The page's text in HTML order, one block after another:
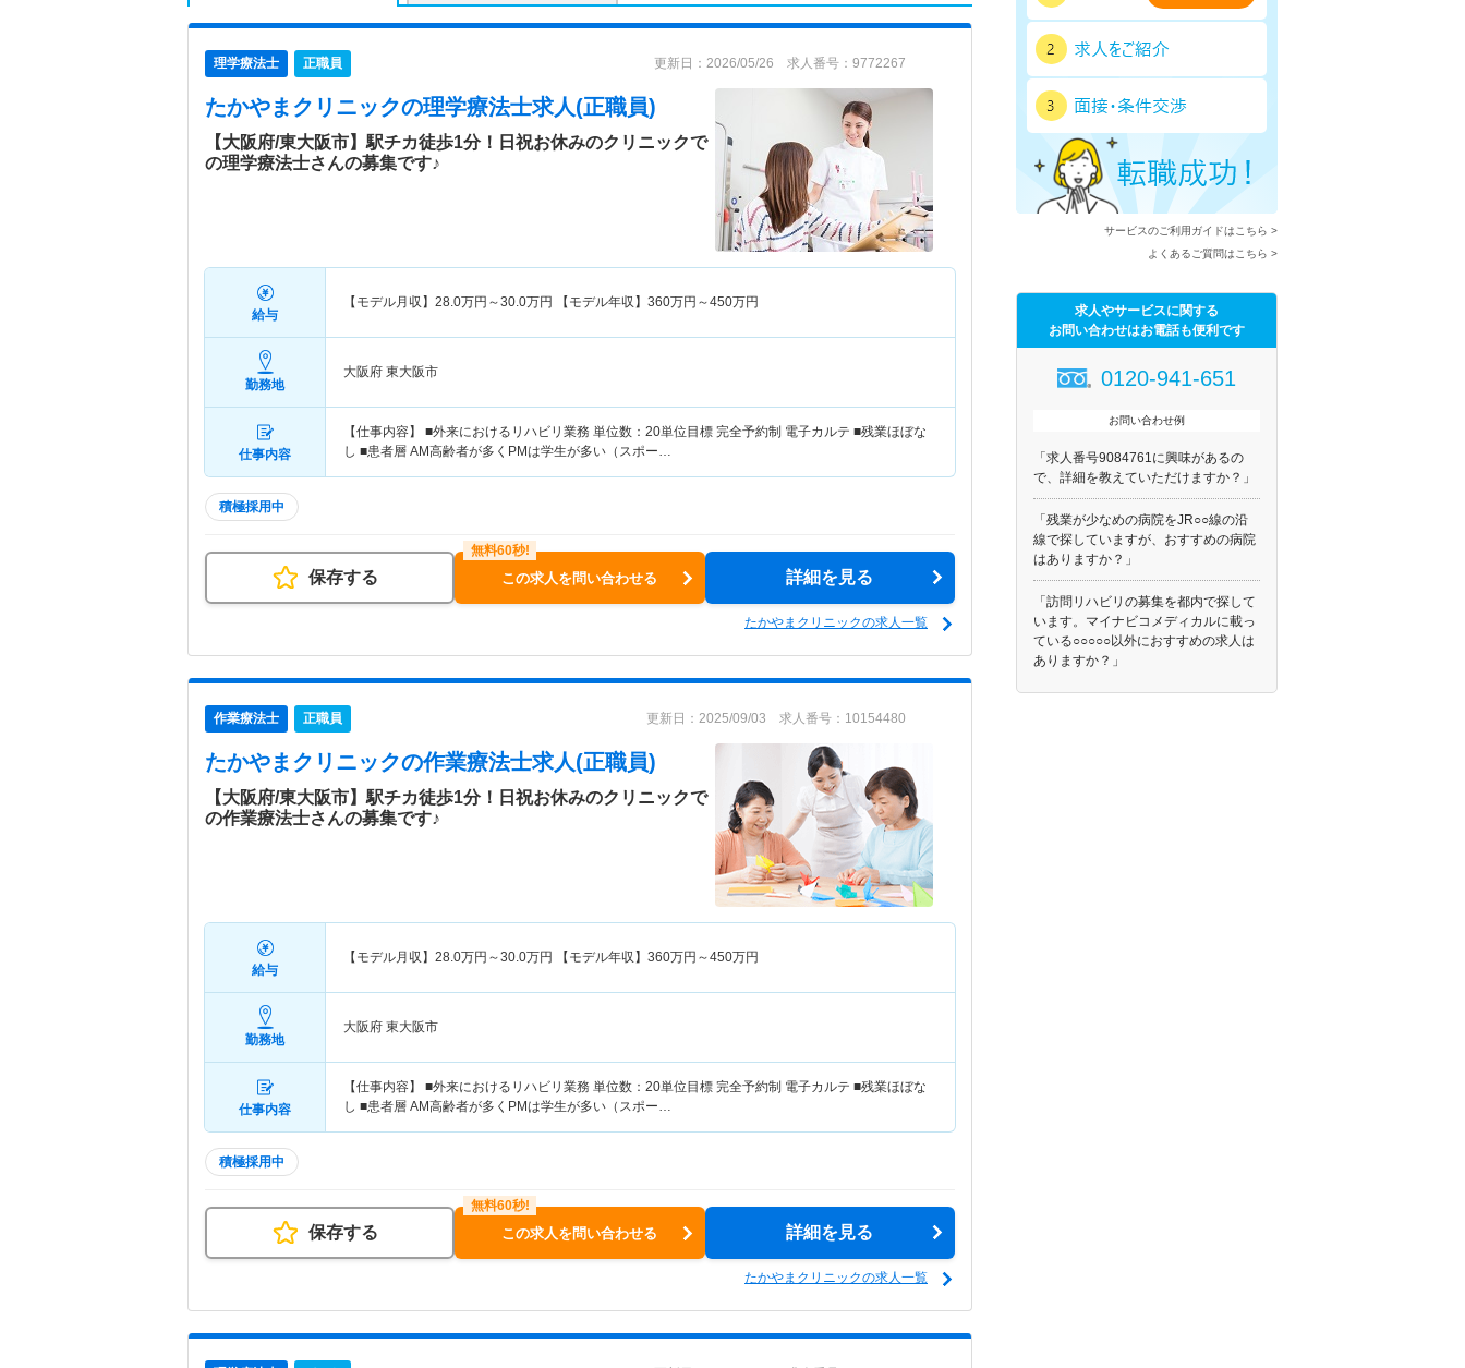
理学療法士 正職員 更新日：2026/05/26 求人番号：9772267
たかやまクリニックの理学療法士求人(正職員)
【大阪府/東大阪市】駅チカ徒歩1分！日祝お休みのクリニックで
の理学療法士さんの募集です♪
給与
【モデル月収】 28.0万円～30.0万円 【モデル年収】 360万円～450万円
勤務地
大阪府 東大阪市
仕事内容
【仕事内容】 ■外来におけるリハビリ業務 単位数：20単位目標 完全予約制 電子カルテ ■残業ほぼな
し ■患者層 AM高齢者が多くPMは学生が多い（スポー…
積極採用中
保存する この求人を問い合わせる 詳細を見る
たかやまクリニックの求人一覧
作業療法士 正職員 更新日：2025/09/03 求人番号：10154480
たかやまクリニックの作業療法士求人(正職員)
【大阪府/東大阪市】駅チカ徒歩1分！日祝お休みのクリニックで
の作業療法士さんの募集です♪
給与
【モデル月収】 28.0万円～30.0万円 【モデル年収】 360万円～450万円
勤務地
大阪府 東大阪市
仕事内容
【仕事内容】 ■外来におけるリハビリ業務 単位数：20単位目標 完全予約制 電子カルテ ■残業ほぼな
し ■患者層 AM高齢者が多くPMは学生が多い（スポー…
積極採用中
保存する この求人を問い合わせる 詳細を見る
たかやまクリニックの求人一覧
サービスのご利用ガイドはこちら >
よくあるご質問はこちら >
求人やサービスに関する
お問い合わせはお電話も便利です
0120-941-651
お問い合わせ例
「求人番号9084761に興味があるの
で、詳細を教えていただけますか？」
「残業が少なめの病院をJR○○線の沿
線で探していますが、おすすめの病院
はありますか？」
「訪問リハビリの募集を都内で探して
います。マイナビコメディカルに載っ
ている○○○○○以外におすすめの求人は
ありますか？」